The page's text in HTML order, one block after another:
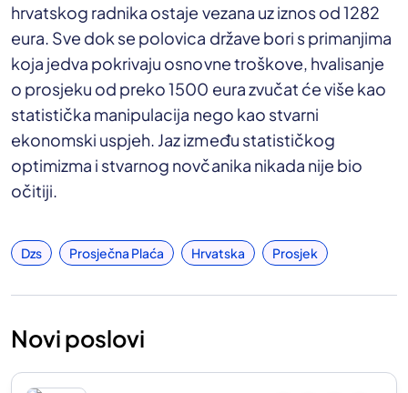
hrvatskog radnika ostaje vezana uz iznos od 1282
eura. Sve dok se polovica države bori s primanjima
koja jedva pokrivaju osnovne troškove, hvalisanje
o prosjeku od preko 1500 eura zvučat će više kao
statistička manipulacija nego kao stvarni
ekonomski uspjeh. Jaz između statističkog
optimizma i stvarnog novčanika nikada nije bio
očitiji.
Dzs Prosječna Plaća Hrvatska Prosjek
Novi poslovi